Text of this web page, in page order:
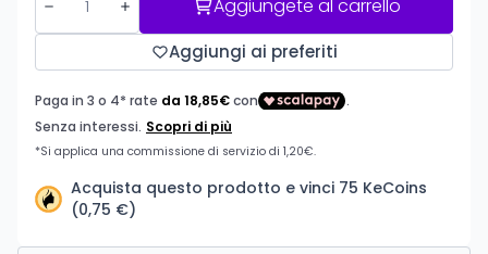
Aggiungete al carrello
Aggiungi ai preferiti
Acquista questo prodotto e vinci 75 KeCoins
(0,75 €)